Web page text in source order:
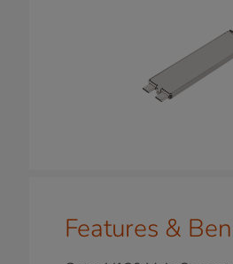
Features &